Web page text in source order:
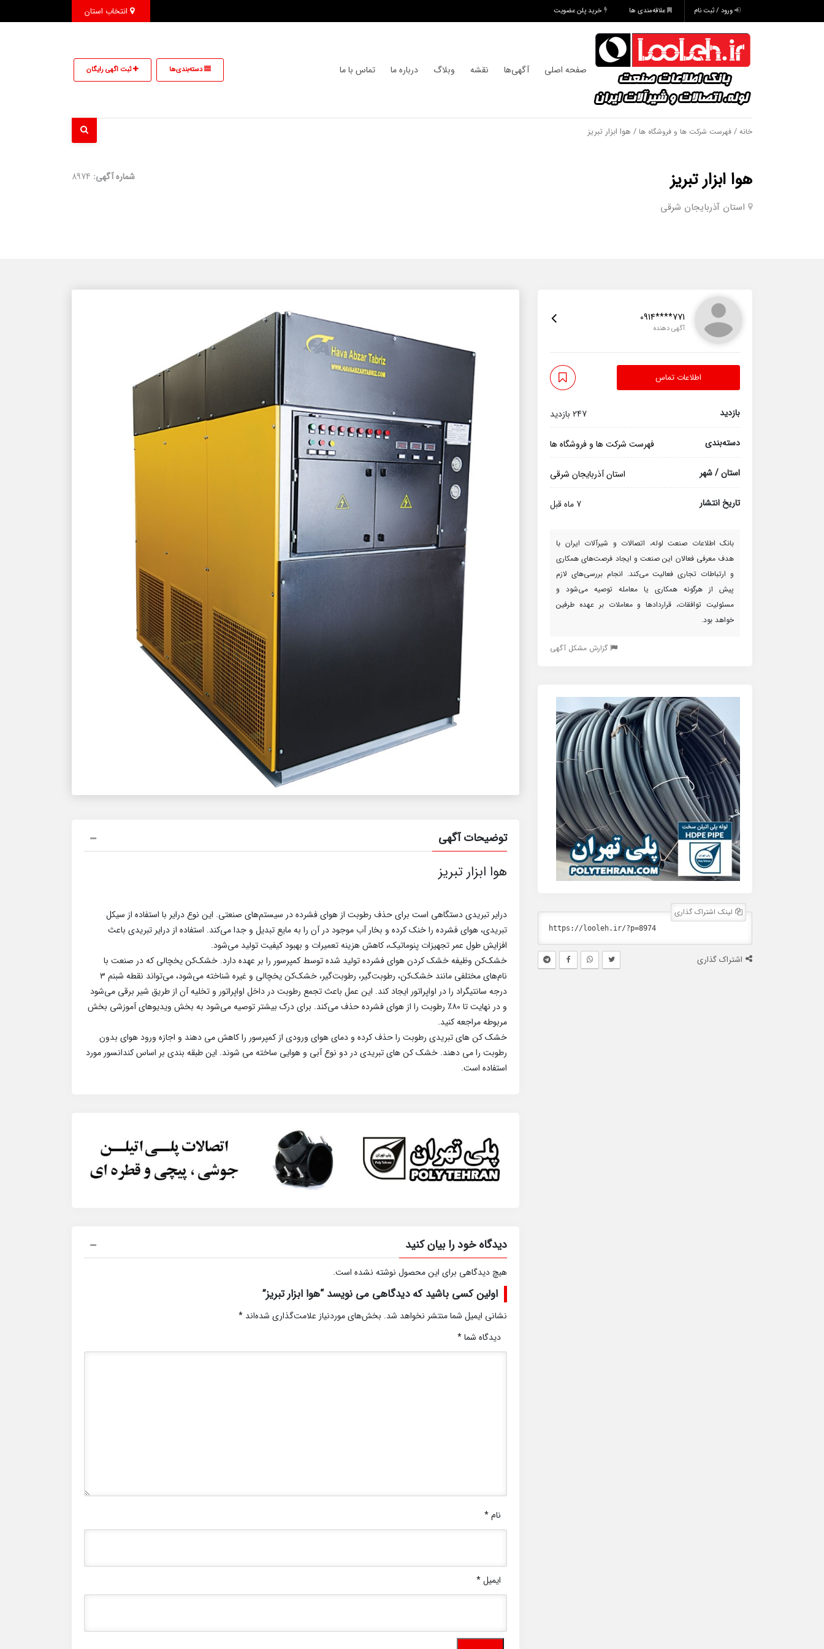
ورود / ثبت نام علاقه‌مندی ها خرید پلن عضویت
صفحه اصلی آگهی‌ها نقشه وبلاگ درباره ما تماس با ما دسته‌بندی‌ها ثبت اگهی رایگان
خانه / فهرست شرکت ها و فروشگاه ها / هوا ابزار تبریز
هوا ابزار تبریز
استان آذربایجان شرقی
شماره آگهی: 8974
0914****771
آگهی دهنده
اطلاعات تماس
بازدید 247 بازدید
دسته‌بندی فهرست شرکت ها و فروشگاه ها
استان / شهر استان آذربایجان شرقی
تاریخ انتشار 7 ماه قبل
بانک اطلاعات صنعت لوله، اتصالات و شیرآلات ایران با
هدف معرفی فعالان این صنعت و ایجاد فرصت‌های همکاری
و ارتباطات تجاری فعالیت می‌کند. انجام بررسی‌های لازم
پیش از هرگونه همکاری یا معامله توصیه می‌شود و
مسئولیت توافقات، قراردادها و معاملات بر عهده طرفین
خواهد بود.
گزارش مشکل آگهی
لینک اشتراک گذاری
اشتراک گذاری
توضیحات آگهی
هوا ابزار تبریز
درایر تبریدی دستگاهی است برای حذف رطوبت از هوای فشرده در سیستم‌های صنعتی. این نوع درایر با استفاده از سیکل
تبریدی، هوای فشرده را خنک کرده و بخار آب موجود در آن را به مایع تبدیل و جدا می‌کند. استفاده از درایر تبریدی باعث
افزایش طول عمر تجهیزات پنوماتیک، کاهش هزینه تعمیرات و بهبود کیفیت تولید می‌شود.
خشک‌کن وظیفه خشک کردن هوای فشرده تولید شده توسط کمپرسور را بر عهده دارد. خشک‌کن یخچالی که در صنعت با
نام‌های مختلفی مانند خشک‌کن، رطوبت‌گیر، رطوبت‌گیر، خشک‌کن یخچالی و غیره شناخته می‌شود، می‌تواند نقطه شبنم ۳
درجه سانتیگراد را در اواپراتور ایجاد کند. این عمل باعث تجمع رطوبت در داخل اواپراتور و تخلیه آن از طریق شیر برقی می‌شود
و در نهایت تا ۸۰٪ رطوبت را از هوای فشرده حذف می‌کند. برای درک بیشتر توصیه می‌شود به بخش ویدیوهای آموزشی بخش
مربوطه مراجعه کنید.
خشک کن های تبریدی رطوبت را حذف کرده و دمای هوای ورودی از کمپرسور را کاهش می دهند و اجازه ورود هوای بدون
رطوبت را می دهند. خشک کن های تبریدی در دو نوع آبی و هوایی ساخته می شوند. این طبقه بندی بر اساس کندانسور مورد
استفاده است.
دیدگاه خود را بیان کنید
هیچ دیدگاهی برای این محصول نوشته نشده است.
اولین کسی باشید که دیدگاهی می نویسد “هوا ابزار تبریز”
نشانی ایمیل شما منتشر نخواهد شد. بخش‌های موردنیاز علامت‌گذاری شده‌اند *
دیدگاه شما*
نام*
ایمیل*